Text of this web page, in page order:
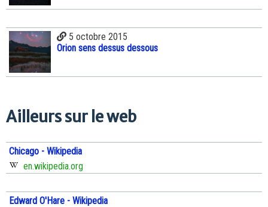
5 octobre 2015
Orion sens dessus dessous
Ailleurs sur le web
Chicago - Wikipedia
en.wikipedia.org
Edward O'Hare - Wikipedia